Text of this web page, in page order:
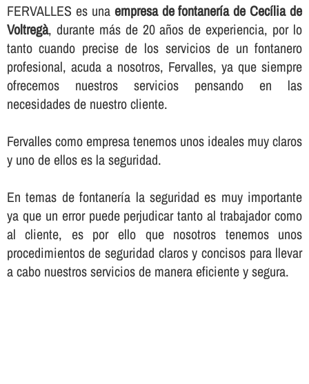
FERVALLES es una empresa de fontanerí­a de Cecília de
Voltregà, durante más de 20 años de experiencia, por lo
tanto cuando precise de los servicios de un fontanero
profesional, acuda a nosotros, Fervalles, ya que siempre
ofrecemos nuestros servicios pensando en las
necesidades de nuestro cliente.
Fervalles como empresa tenemos unos ideales muy claros
y uno de ellos es la seguridad.
En temas de fontanerí­a la seguridad es muy importante
ya que un error puede perjudicar tanto al trabajador como
al cliente, es por ello que nosotros tenemos unos
procedimientos de seguridad claros y concisos para llevar
a cabo nuestros servicios de manera eficiente y segura.